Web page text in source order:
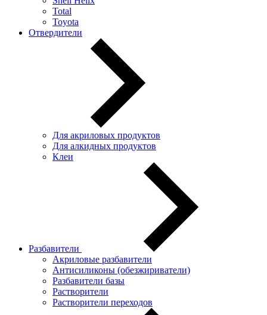
Total
Toyota
Отвердители
Для акриловых продуктов
Для алкидных продуктов
Клеи
Разбавители
Акриловые разбавители
Антисиликоны (обезжириватели)
Разбавители базы
Растворители
Растворители переходов